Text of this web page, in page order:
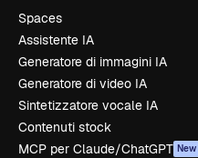
Spaces
Assistente IA
Generatore di immagini IA
Generatore di video IA
Sintetizzatore vocale IA
Contenuti stock
MCP per Claude/ChatGPT New